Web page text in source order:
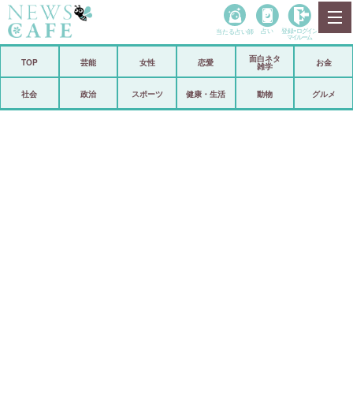
政治
当たる占い師 占い 登録• ログイン
マイルーム
TOP 芸能 女性 恋愛
面白ネタ
雑学
お金
社会 政治 スポーツ 健康・生活 動物 グルメ